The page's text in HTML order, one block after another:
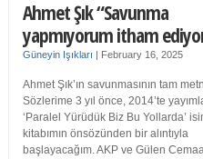
Ahmet Şık “Savunma
yapmıyorum itham
Güneyin Işıkları | February 16, 2025
Ahmet Şık’ın savunmasının tam
Sözlerime 3 yıl önce, 2014’te
‘Paralel Yürüdük Biz Bu Yollarda’
kitabımın önsözünden bir alıntıyla
başlayacağım. AKP ve Gülen